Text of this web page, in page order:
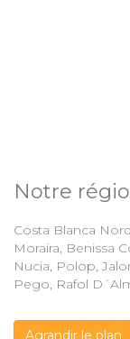
Notre
Costa Blanca
Moraira, Benissa
Nucia, Polop,
Pego, Rafol
Agrandir le plan